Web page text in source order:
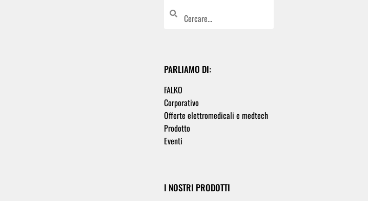
PARLIAMO DI:
FALKO
Corporativo
Offerte elettromedicali e medtech
Prodotto
Eventi
I NOSTRI PRODOTTI